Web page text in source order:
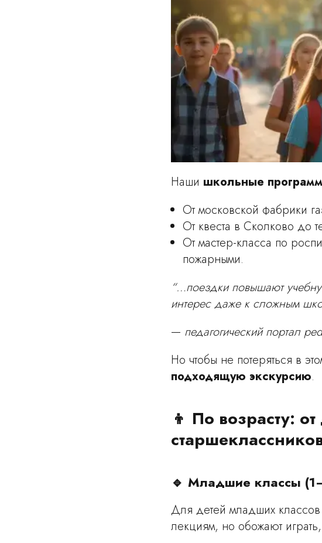
Наши школьные
От московской фабрики
От квеста в Сколково до
От мастер-класса по
пожарными.
“…поездки повышают
интерес даже к сложным
— педагогический портал
Но чтобы не потеряться в
подходящую экскурсию.
👦 По возрасту:
🔹 Младшие классы
Для детей младших
лекциям, но обожают играть,